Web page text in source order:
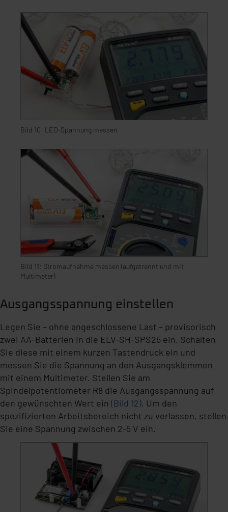
Cookies nach Zweck und Anbieter ist durch Klick auf
den Button „Ablehnen oder Einstellungen“ abrufbar. Sie
können die Verwendung nicht notwendiger Cookies
ablehnen oder ihr ganz oder teilweise zustimmen. Ihre
erteilte Zustimmung können Sie jederzeit unter dem
Link „Cookie Einstellungen“ anpassen oder widerrufen.
Die Rechtmäßigkeit der Speicherung, Abrufung und
Weiterverarbeitung dieser Daten zur Auswertung und
Analyse bis zum Zeitpunkt des Widerrufs bleibt hiervon
führen, dass die Einstellungen nicht längerfristig
gespeichert werden und dieses Banner erneut
angezeigt wird.
„Einige Drittanbieter verarbeiten personenbezogene
Daten in den USA. Ihre Einwilligung zur Einbindung von
Cookies dieser Drittanbieter umfasst daher ggf. auch
die Verarbeitung Ihrer Daten in den USA gemäß Art. 49
(1) lit. a DSGVO. Nähere Infos zu diesen Drittanbietern
und zu der jeweiligen Datenübermittlung erhalten Sie in
der Datenschutzerklärung. Für die USA besteht kein
Angemessenheitsbeschluss der EU. Dies bedeutet,
besteht etwa das Risiko, dass US-Behörden
Überwachungsprogrammen verarbeiten, ohne dass
hiergegen Klagemöglichkeiten für Europäer bestehen.
Unsere Kooperation mit diesen Dienstleistern stützt
sich auf die Standarddatenschutzklauseln der
Europäischen Kommission sowie einer eigenen
Beurteilung der mit der Datenübermittlung,
insbesondere der Art der übermittelten Daten,
verbundenen Risiken.“
Impressum Datenschutzerklärung
Bild 10: LED-Spannung messen
Bild 11: Stromaufnahme messen (aufgetrennt und mit
Multimeter)
Ausgangsspannung einstellen
Legen Sie – ohne angeschlossene Last – provisorisch
zwei AA-Batterien in die ELV-SH-SPS25 ein. Schalten
Sie diese mit einem kurzen Tastendruck ein und
messen Sie die Spannung an den Ausgangsklemmen
mit einem Multimeter. Stellen Sie am
Spindelpotentiometer R8 die Ausgangsspannung auf
den gewünschten Wert ein (Bild 12). Um den
spezifizierten Arbeitsbereich nicht zu verlassen, stellen
Sie eine Spannung zwischen 2-5 V ein.